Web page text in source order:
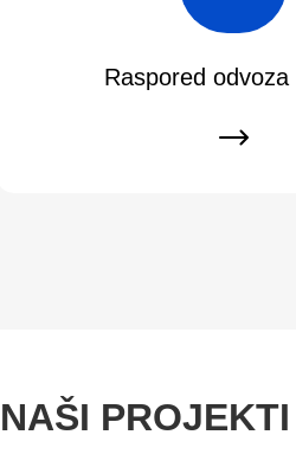
Raspored odvoza
NAŠI PROJEKTI